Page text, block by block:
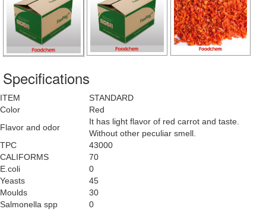
Specifications
ITEM
STANDARD
Color
Red
Flavor and odor
It has light flavor of red carrot and taste.
Without other peculiar smell.
TPC
43000
CALIFORMS
70
E.coli
0
Yeasts
45
Moulds
30
Salmonella spp
0